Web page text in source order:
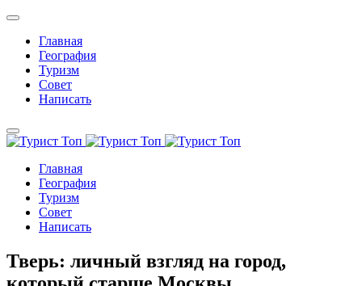
Главная
География
Туризм
Совет
Написать
Главная
География
Туризм
Совет
Написать
Тверь: личный взгляд на город,